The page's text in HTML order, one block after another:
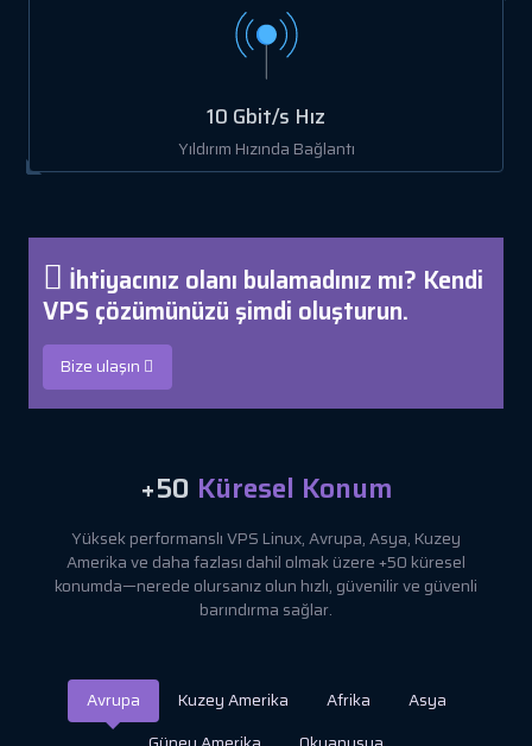
10 Gbit/s Hız
Yıldırım Hızında Bağlantı
İhtiyacınız olanı bulamadınız mı? Kendi
VPS çözümünüzü şimdi oluşturun.
Bize ulaşın
+50 Küresel Konum
Yüksek performanslı VPS Linux, Avrupa, Asya, Kuzey
Amerika ve daha fazlası dahil olmak üzere +50 küresel
konumda—nerede olursanız olun hızlı, güvenilir ve güvenli
barındırma sağlar.
Avrupa Kuzey Amerika Afrika
Asya